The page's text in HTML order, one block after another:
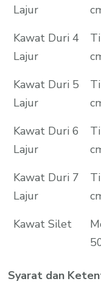
Lajur
Kawat Duri 4
Lajur
Kawat Duri 5
Lajur
Kawat Duri 6
Lajur
Kawat Duri 7
Lajur
Kawat Silet
Syarat dan